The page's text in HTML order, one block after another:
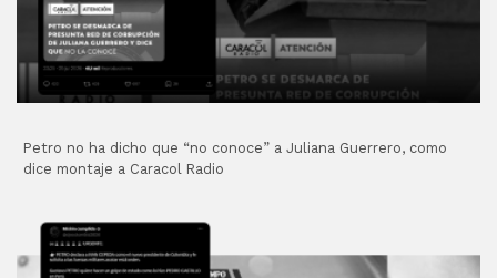
Petro no ha dicho que “no conoce” a Juliana Guerrero, como
dice montaje a Caracol Radio